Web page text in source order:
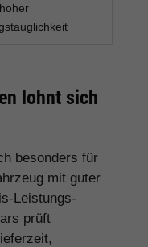
lohnt sich
besonders für
mit guter
Leistungs-
prüft